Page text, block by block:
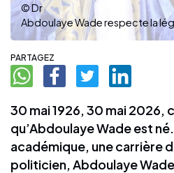
© Dr
PARTAGEZ
30 mai 1926, 30 mai 2026,
qu’Abdoulaye Wade est
académique, une carrière
politicien, Abdoulaye